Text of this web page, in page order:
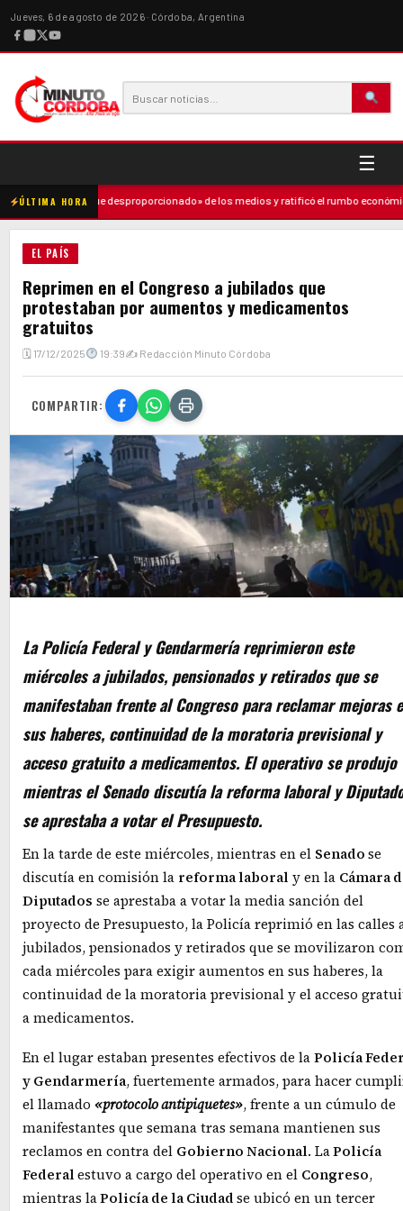
Jueves, 6 de agosto de 2026 · Córdoba, Argentina
☰
ÚLTIMA HORA
un «ataque desproporcionado» de los medios y ratificó el rumbo económico
EL PAÍS
Reprimen en el Congreso a jubilados que
protestaban por aumentos y medicamentos
gratuitos
🗓 17/12/2025 19:39✍ Redacción Minuto Córdoba
COMPARTIR:
La Policía Federal y Gendarmería reprimieron este
miércoles a jubilados, pensionados y retirados que se
manifestaban frente al Congreso para reclamar mejoras
sus haberes, continuidad de la moratoria previsional y
acceso gratuito a medicamentos. El operativo se produjo
mientras el Senado discutía la reforma laboral y
se aprestaba a votar el Presupuesto.
En la tarde de este miércoles, mientras en el Senadose
discutía en comisión la reforma laboral y en la Cámara
Diputados se aprestaba a votar la media sanción del
proyecto de Presupuesto, la Policía reprimió en las calles
jubilados, pensionados y retirados que se movilizaron
cada miércoles para exigir aumentos en sus haberes, la
continuidad de la moratoria previsional y el acceso
a medicamentos.
En el lugar estaban presentes efectivos de laPolicía
y Gendarmería, fuertemente armados, para hacer
el llamado «protocolo antipiquetes», frente a un cúmulo de
manifestantes que semana tras semana mantienen sus
reclamos en contra del Gobierno Nacional. LaPolicía
Federalestuvo a cargo del operativo en el Congreso,
mientras laPolicía de la Ciudadse ubicó en un tercer